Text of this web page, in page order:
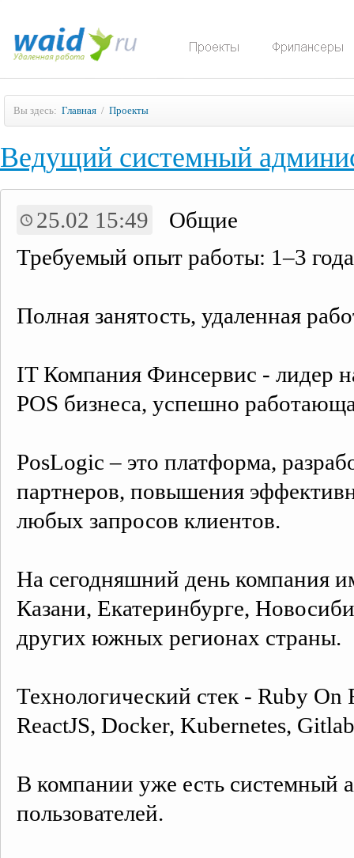
Вы здесь: Главная / Проекты
Ведущий системный
25.02 15:49
Общие
Требуемый опыт работы: 1–3 года
Полная занятость, удаленная
IT Компания Финсервис - лидер
POS бизнеса, успешно
PosLogic – это платформа,
партнеров, повышения
любых запросов клиентов.
На сегодняшний день компания
Казани, Екатеринбурге,
других южных регионах страны.
Технологический стек - Ruby
ReactJS, Docker, Kubernetes,
В компании уже есть системный
пользователей.